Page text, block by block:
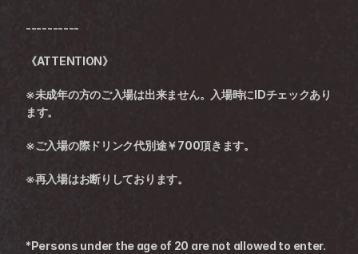
----------
《ATTENTION》
※未成年の方のご入場は出来ません。入場時にIDチェックあり
ます。
※ご入場の際ドリンク代別途￥700頂きます。
※再入場はお断りしております。
*Persons under the age of 20 are not allowed to enter.